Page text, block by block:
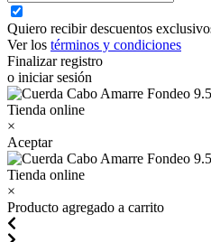
Quiero recibir descuentos
Ver los términos y condiciones
Finalizar registro
o iniciar sesión
×
Aceptar
×
Producto agregado a carrito